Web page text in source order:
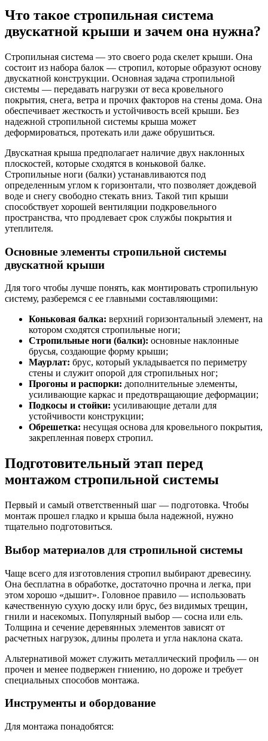
Что такое стропильная система
двускатной крыши и зачем она нужна?
Стропильная система — это своего рода скелет крыши. Она
состоит из набора балок — стропил, которые образуют основу
двускатной конструкции. Основная задача стропильной
системы — передавать нагрузки от веса кровельного
покрытия, снега, ветра и прочих факторов на стены дома. Она
обеспечивает жесткость и устойчивость всей крыши. Без
надежной стропильной системы крыша может
деформироваться, протекать или даже обрушиться.
Двускатная крыша предполагает наличие двух наклонных
плоскостей, которые сходятся в коньковой балке.
Стропильные ноги (балки) устанавливаются под
определенным углом к горизонтали, что позволяет дождевой
воде и снегу свободно стекать вниз. Такой тип крыши
способствует хорошей вентиляции подкровельного
пространства, что продлевает срок службы покрытия и
утеплителя.
Основные элементы стропильной системы
двускатной крыши
Для того чтобы лучше понять, как монтировать стропильную
систему, разберемся с ее главными составляющими:
Коньковая балка: верхний горизонтальный элемент, на
котором сходятся стропильные ноги;
Стропильные ноги (балки): основные наклонные
брусья, создающие форму крыши;
Маурлат: брус, который укладывается по периметру
стены и служит опорой для стропильных ног;
Прогоны и распорки: дополнительные элементы,
усиливающие каркас и предотвращающие деформации;
Подкосы и стойки: усиливающие детали для
устойчивости конструкции;
Обрешетка: несущая основа для кровельного покрытия,
закрепленная поверх стропил.
Подготовительный этап перед
монтажом стропильной системы
Первый и самый ответственный шаг — подготовка. Чтобы
монтаж прошел гладко и крыша была надежной, нужно
тщательно подготовиться.
Выбор материалов для стропильной системы
Чаще всего для изготовления стропил выбирают древесину.
Она бесплатна в обработке, достаточно прочна и легка, при
этом хорошо «дышит». Головное правило — использовать
качественную сухую доску или брус, без видимых трещин,
гнили и насекомых. Популярный выбор — сосна или ель.
Толщина и сечение деревянных элементов зависят от
расчетных нагрузок, длины пролета и угла наклона ската.
Альтернативой может служить металлический профиль — он
прочен и менее подвержен гниению, но дороже и требует
специальных способов монтажа.
Инструменты и обордование
Для монтажа понадобятся: